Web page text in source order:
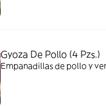
Gyoza De Pollo (4 Pzs.)
Empanadillas de pollo y